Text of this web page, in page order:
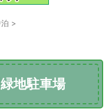
>
地駐車場